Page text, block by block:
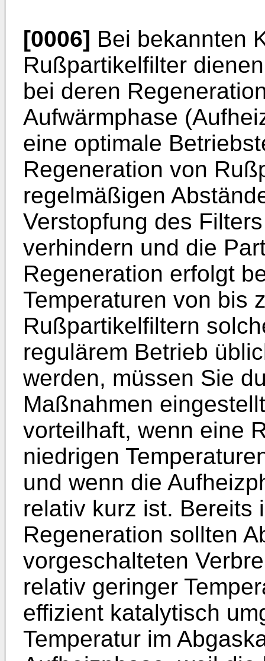
[0006] Bei bekannten
Rußpartikelfilter
bei deren
Aufwärmphase
eine optimale
Regeneration von
regelmäßigen
Verstopfung des
verhindern und die
Regeneration erfolgt
Temperaturen von bis
Rußpartikelfiltern
regulärem Betrieb
werden, müssen Sie
Maßnahmen
vorteilhaft, wenn eine
niedrigen
und wenn die
relativ kurz ist. Bereits
Regeneration sollten
vorgeschalteten
relativ geringer
effizient katalytisch
Temperatur im